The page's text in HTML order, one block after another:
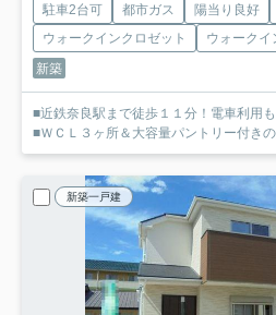
駐車2台可 都市ガス 陽当り良好
ウォークインクロゼット
ウォークイ
新築
■近鉄奈良駅まで徒歩１１分！電車利用
■ＷＣＬ３ヶ所＆大容量パントリー付き
新築一戸建